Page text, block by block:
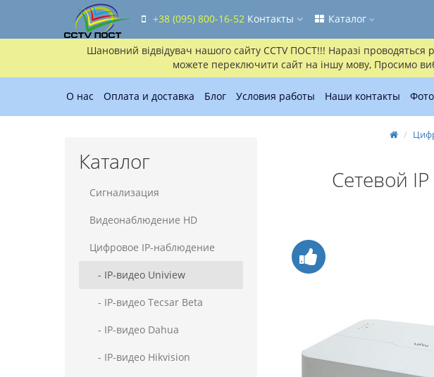
Шановний відвідувач нашого сайту CCTV ПОСТ!!! Наразі проводяться
можете переключити сайт на іншу мову, Просимо
+38 (095) 800-16-52 Контакты Каталог
О нас Оплата и доставка Блог Условия работы Наши контакты
Каталог
Сигнализация
Видеонаблюдение HD
Цифровое IP-наблюдение
- IP-видео Uniview
- IP-видео Tecsar Beta
- IP-видео Dahua
- IP-видео Hikvision
Сетевой